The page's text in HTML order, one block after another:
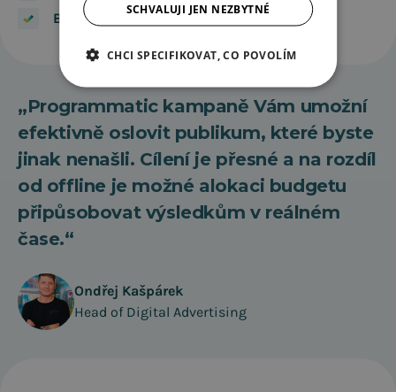
Brand safety nástroje
„Programmatic kampaně Vám umožní
efektivně oslovit publikum, které byste
jinak nenašli. Cílení je přesné a na rozdíl
od offline je možné alokaci budgetu
připůsobovat výsledkům v reálném
čase.“
Ondřej Kašpárek
Head of Digital Advertising
SCHVALUJI JEN NEZBYTNÉ
CHCI SPECIFIKOVAT, CO POVOLÍM